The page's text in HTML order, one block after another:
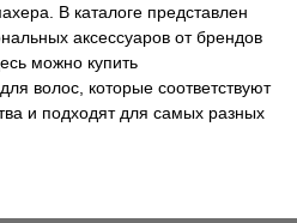
В каталоге представлен
аксессуаров от брендов
можно купить
волос, которые соответствуют
и подходят для самых разных